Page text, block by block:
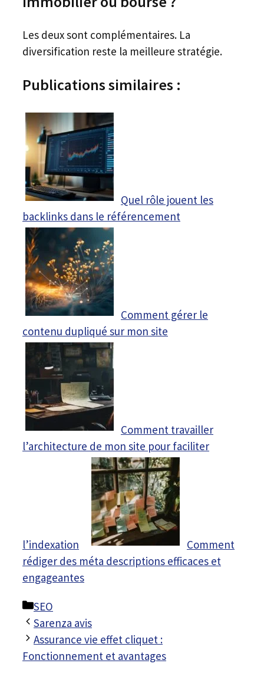
Les deux sont complémentaires. La
diversification reste la meilleure stratégie.
Publications similaires :
Quel rôle jouent les
backlinks dans le référencement
Comment gérer le
contenu dupliqué sur mon site
Comment travailler
l’architecture de mon site pour faciliter
l’indexation
Comment
rédiger des méta descriptions efficaces et
engageantes
Catégories
SEO
Sarenza avis
Assurance vie effet cliquet :
Fonctionnement et avantages